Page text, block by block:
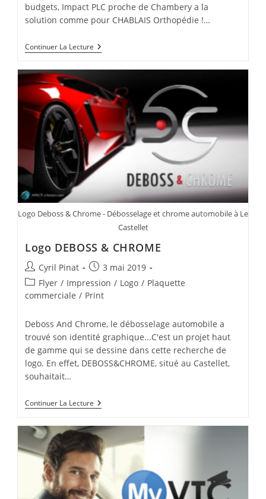
budgets, Impact PLC proche de Chambery a la
solution comme pour CHABLAIS Orthopédie !…
Continuer La Lecture Charte
Graphique
Rumilly
Logo Deboss & Chrome - Débosselage et chrome automobile à Le
Castellet
Logo DEBOSS & CHROME
Auteur/autrice
de
la
Cyril Pinat
Publication
publiée :
3 mai 2019
Post
category:
Flyer / Impression / Logo / Plaquette
commerciale / Print
Deboss And Chrome, le débosselage automobile a
trouvé son identité graphique...C'est un projet haut
de gamme qui se dessine dans cette recherche de
logo. En effet, DEBOSS&CHROME, situé au Castellet,
souhaitait…
Continuer La Lecture Logo
DEBOSS
CHROME